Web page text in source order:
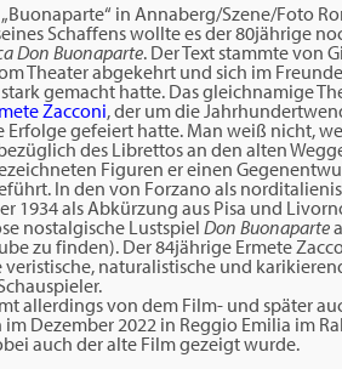
in Annaberg/Szene/Foto
Schaffens wollte es der 80jährige
Don Buonaparte. Der Text stammte von
Theater abgekehrt und sich im
stark gemacht hatte. Das gleichnamige
Zacconi, der um die
Erfolge gefeiert hatte. Man weiß nicht,
des Librettos an den alten
Figuren er einen
In den von Forzano als
1934 als Abkürzung aus Pisa und
nostalgische Lustspiel Don Buonaparte
zu finden). Der 84jährige Ermete
veristische, naturalistische und
allerdings von dem Film- und später
Dezember 2022 in Reggio Emilia im
auch der alte Film gezeigt wurde.